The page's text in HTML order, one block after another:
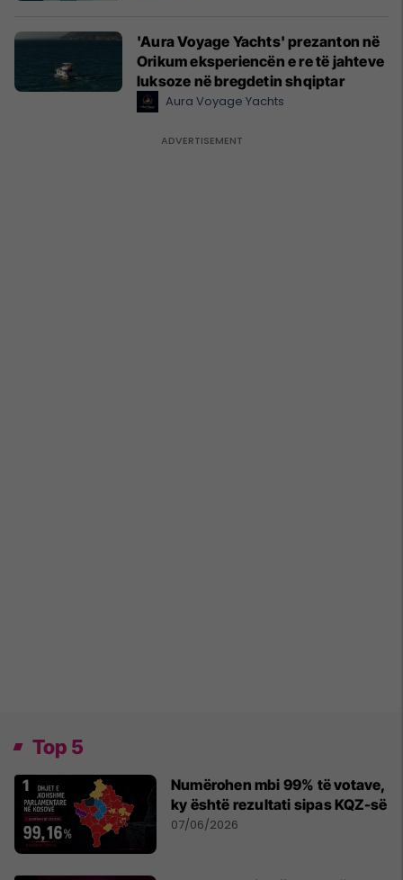
'Aura Voyage Yachts' prezanton në
Orikum eksperiencën e re të jahteve
luksoze në bregdetin shqiptar
Aura Voyage Yachts
Top 5
Numërohen mbi 99% të votave,
ky është rezultati sipas KQZ-së
07/06/2026